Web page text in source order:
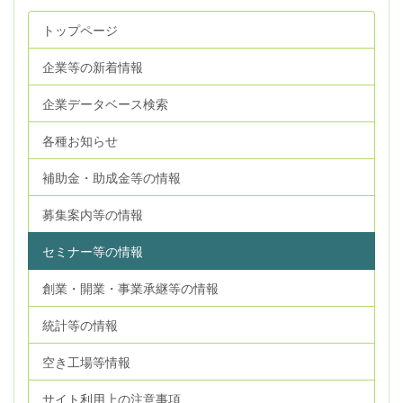
トップページ
企業等の新着情報
企業データベース検索
各種お知らせ
補助金・助成金等の情報
募集案内等の情報
セミナー等の情報
創業・開業・事業承継等の情報
統計等の情報
空き工場等情報
サイト利用上の注意事項